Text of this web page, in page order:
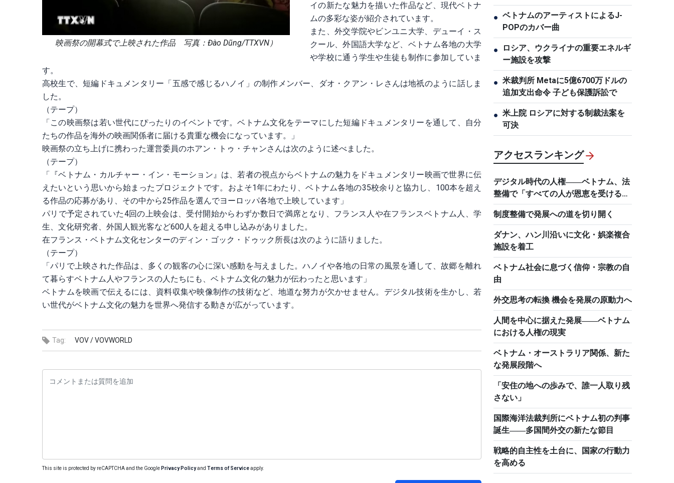
映画祭の開幕式で上映された作品 写真：Đào Dũng/TTXVN）
イの新たな魅力を描いた作品など、現代ベトナ
ムの多彩な姿が紹介されています。
また、外交学院やビンユニ大学、デューイ・ス
クール、外国語大学など、ベトナム各地の大学
や学校に通う学生や生徒も制作に参加していま
す。
高校生で、短編ドキュメンタリー「五感で感じるハノイ」の制作メンバー、ダオ・クアン・レさんは地祇のように話しま
した。
（テープ）
「この映画祭は若い世代にぴったりのイベントです。ベトナム文化をテーマにした短編ドキュメンタリーを通して、自分
たちの作品を海外の映画関係者に届ける貴重な機会になっています。」
映画祭の立ち上げに携わった運営委員のホアン・トゥ・チャンさんは次のように述べました。
（テープ）
「『ベトナム・カルチャー・イン・モーション』は、若者の視点からベトナムの魅力をドキュメンタリー映画で世界に伝
えたいという思いから始まったプロジェクトです。およそ1年にわたり、ベトナム各地の35校余りと協力し、100本を超え
る作品の応募があり、その中から25作品を選んでヨーロッパ各地で上映しています」
パリで予定されていた4回の上映会は、受付開始からわずか数日で満席となり、フランス人や在フランスベトナム人、学
生、文化研究者、外国人観光客など600人を超える申し込みがありました。
在フランス・ベトナム文化センターのディン・ゴック・ドゥック所長は次のように語りました。
（テープ）
「パリで上映された作品は、多くの観客の心に深い感動を与えました。ハノイや各地の日常の風景を通して、故郷を離れ
て暮らすベトナム人やフランスの人たちにも、ベトナム文化の魅力が伝わったと思います」
ベトナムを映画で伝えるには、資料収集や映像制作の技術など、地道な努力が欠かせません。デジタル技術を生かし、若
い世代がベトナム文化の魅力を世界へ発信する動きが広がっています。
Tag: VOV /VOVWORLD
This site is protected by reCAPTCHA and the Google Privacy Policyand Terms of Serviceapply.
● ベトナムのアーティストによるJ-
POPのカバー曲
●
ロシア、ウクライナの重要エネルギ
ー施設を攻撃
● 米裁判所 Metaに5億6700万ドルの
追加支出命令 子ども保護訴訟で
● 米上院 ロシアに対する制裁法案を
可決
アクセスランキング
デジタル時代の人権――ベトナム、法
整備で「すべての人が恩恵を受ける発
展」を目指す
制度整備で発展への道を切り開く
ダナン、ハン川沿いに文化・娯楽複合
施設を着工
ベトナム社会に息づく信仰・宗教の自
由
外交思考の転換 機会を発展の原動力へ
人間を中心に据えた発展――ベトナム
における人権の現実
ベトナム・オーストラリア関係、新た
な発展段階へ
「安住の地への歩みで、誰一人取り残
さない」
国際海洋法裁判所にベトナム初の判事
誕生――多国間外交の新たな節目
戦略的自主性を土台に、国家の行動力
を高める